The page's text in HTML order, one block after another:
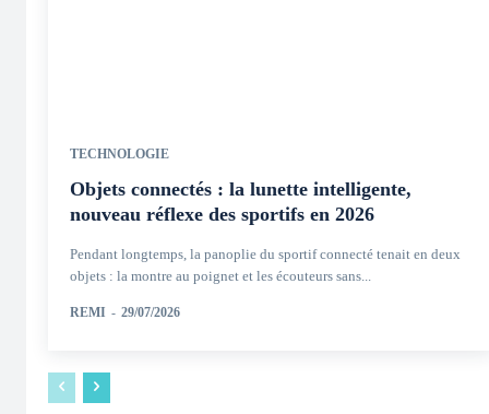
TECHNOLOGIE
Objets connectés : la lunette intelligente,
nouveau réflexe des sportifs en 2026
Pendant longtemps, la panoplie du sportif connecté tenait en deux
objets : la montre au poignet et les écouteurs sans...
REMI - 29/07/2026